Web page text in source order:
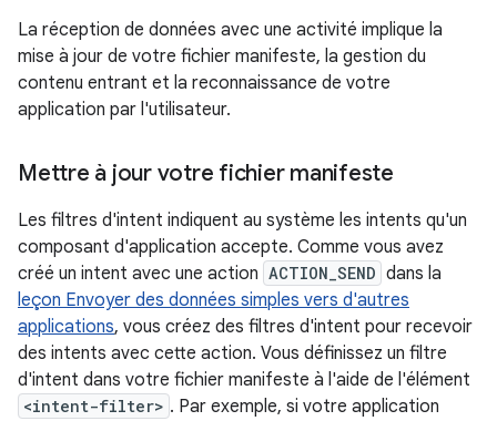
La réception de données avec une activité implique la
mise à jour de votre fichier manifeste, la gestion du
contenu entrant et la reconnaissance de votre
application par l'utilisateur.
Mettre à jour votre fichier manifeste
Les filtres d'intent indiquent au système les intents qu'un
composant d'application accepte. Comme vous avez
créé un intent avec une action ACTION_SEND dans la
leçon Envoyer des données simples vers d'autres
applications, vous créez des filtres d'intent pour recevoir
des intents avec cette action. Vous définissez un filtre
d'intent dans votre fichier manifeste à l'aide de l'élément
<intent-filter> . Par exemple, si votre application